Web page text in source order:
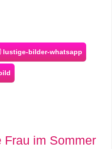
lustige-bilder-whatsapp
Frau im Sommer